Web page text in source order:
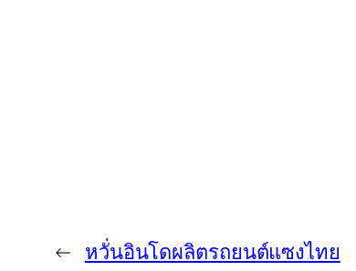
← หวั่นอินโดผลิตรถยนต์แซงไทย